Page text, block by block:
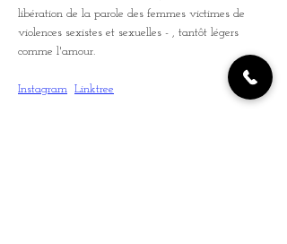
libération de la parole des femmes victimes de
violences sexistes et sexuelles - , tantôt légers
comme l'amour.
Instagram Linktree